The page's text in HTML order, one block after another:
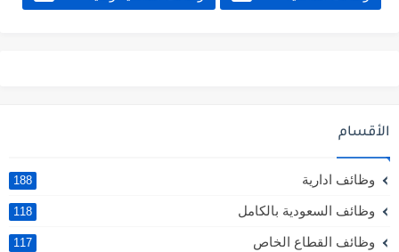
الأقسام
وظائف ادارية 188
وظائف السعودية بالكامل 118
وظائف القطاع الخاص 117